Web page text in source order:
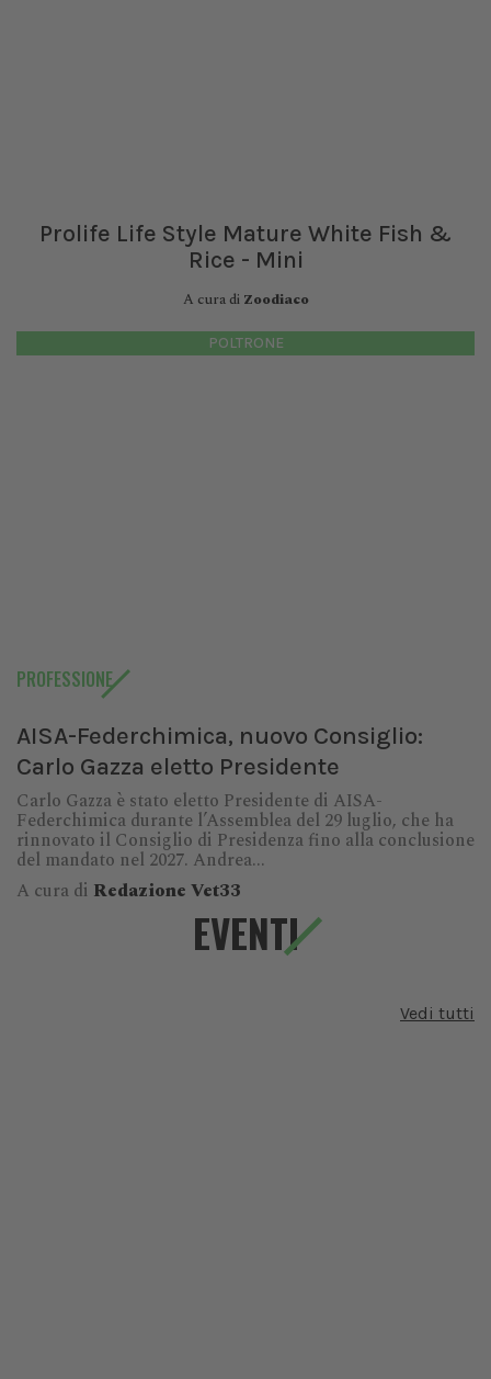
Prolife Life Style Mature White Fish &
Rice - Mini
A cura di Zoodiaco
POLTRONE
PROFESSIONE
AISA-Federchimica, nuovo Consiglio:
Carlo Gazza eletto Presidente
Carlo Gazza è stato eletto Presidente di AISA-
Federchimica durante l’Assemblea del 29 luglio, che ha
rinnovato il Consiglio di Presidenza fino alla conclusione
del mandato nel 2027. Andrea...
A cura di Redazione Vet33
EVENTI
Vedi tutti